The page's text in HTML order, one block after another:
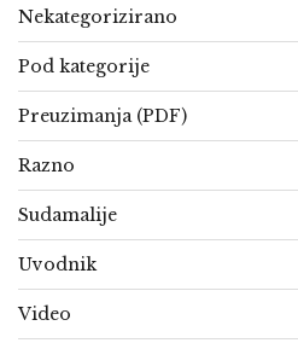
Nekategorizirano
Pod kategorije
Preuzimanja (PDF)
Razno
Sudamalije
Uvodnik
Video